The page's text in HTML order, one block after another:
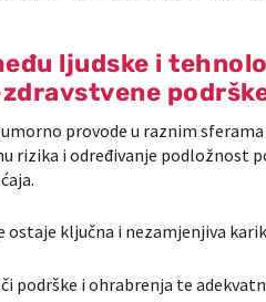
ljudske i
provode u raznim
rizika i određivanje
ostaje ključna i nezamjenjiva
podrške i ohrabrenja te